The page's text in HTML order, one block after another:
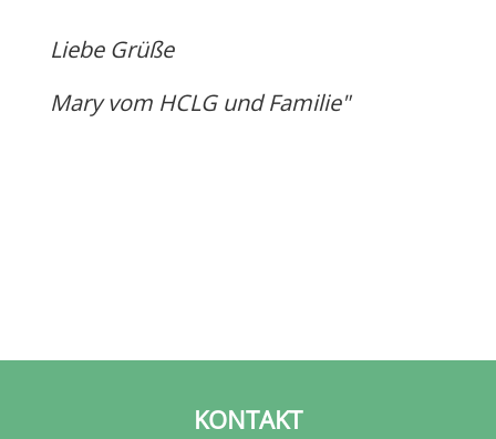
Liebe Grüße
Mary vom HCLG und Familie"
KONTAKT